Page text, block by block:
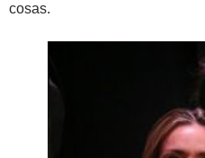
cosas.